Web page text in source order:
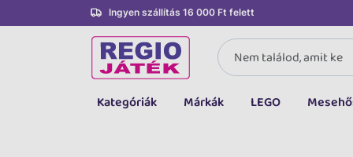
Ingyen szállítás 16 000 Ft felett
Kategóriák Márkák LEGO